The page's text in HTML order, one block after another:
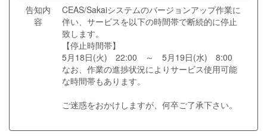
告知内
容
CEAS/Sakaiシステムのバージョンアップ作業に
伴い、サービスを以下の時間帯で断続的に停止
致します。
【停止時間帯】
5月18日(火) 22:00 ～ 5月19日(水) 8:00
なお、作業の進捗状況によりサービス使用可能
な時間帯もあります。
ご迷惑をおかけしますが、何卒ご了承下さい。